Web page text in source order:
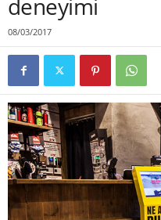
deneyimi
08/03/2017